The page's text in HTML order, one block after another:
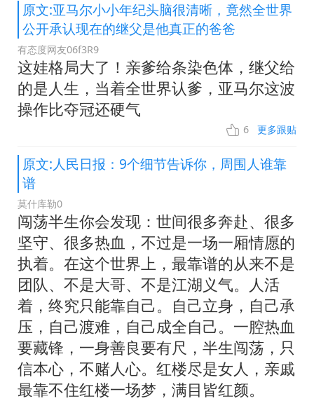
原文:亚马尔小小年纪头脑很清晰，竟然全世界
公开承认现在的继父是他真正的爸爸
有态度网友06f3R9
这娃格局大了！亲爹给条染色体，继父给
的是人生，当着全世界认爹，亚马尔这波
操作比夺冠还硬气
6 更多跟贴
原文:人民日报：9个细节告诉你，周围人谁靠
谱
莫什库勒0
闯荡半生你会发现：世间很多奔赴、很多
坚守、很多热血，不过是一场一厢情愿的
执着。在这个世界上，最靠谱的从来不是
团队、不是大哥、不是江湖义气。人活
着，终究只能靠自己。自己立身，自己承
压，自己渡难，自己成全自己。一腔热血
要藏锋，一身善良要有尺，半生闯荡，只
信本心，不赌人心。红楼尽是女人，亲戚
最靠不住红楼一场梦，满目皆红颜。